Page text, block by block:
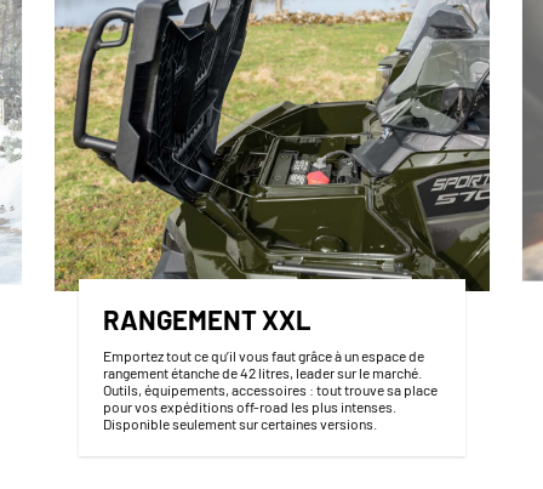
RANGEMENT XXL
Emportez tout ce qu’il vous faut grâce à un espace de
rangement étanche de 42 litres, leader sur le marché.
Outils, équipements, accessoires : tout trouve sa place
pour vos expéditions off-road les plus intenses.
Disponible seulement sur certaines versions.